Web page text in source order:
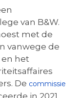
van B&W.
met de
vanwege de
het
De commissie